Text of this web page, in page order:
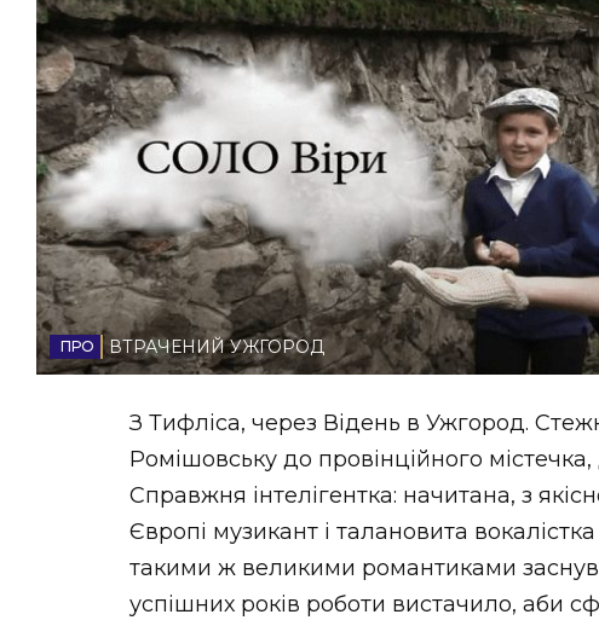
НОВИНИ ЗАХІДНОЇ УКРАЇНИ
ФОТО
ВІДЕОВТРАЧЕНИЙ УЖГОРОД
З Тифліса, через Відень в Ужгород.
Ромішовську до провінційного
Справжня інтелігентка: начитана, з
Європі музикант і талановита
такими ж великими романтиками
успішних років роботи вистачило, аби